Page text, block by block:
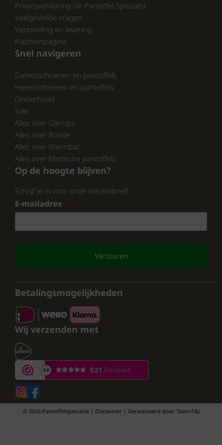
De Reef dames slippers zijn nu verkrijgbaar
bij de pantoffelspecialist.nl. Wacht niet langer
en geef je voeten de verzorging die ze
verdienen met deze prachtige slippers.
CONCLUSIE:
Met de Reef dames slippers ben je verzekerd
van kwaliteit en comfort. Bezoek
pantoffelspecialist.nl en ontdek de collectie
vandaag nog!
Privacyverklaring De Pantoffel Specialist
Veelgestelde vragen
Verzending en levering
Klachtenpagina
Snel navigeren
Damesschoenen en pantoffels
Herenschoenen en pantoffels
Onderhoud
Sale
Alles over Glerups
Alles over Rohde
Alles over Warmbat
Alles over Medische pantoffels
Op de hoogte blijven?
Schrijf je in voor onze nieuwsbrief!
E-mailadres *
CAPTCHA
Betalingsmogelijkheden
Wij verzenden met
© 2026 Pantoffelspecialist | Disclaimer | Gerealiseerd door Team F&J